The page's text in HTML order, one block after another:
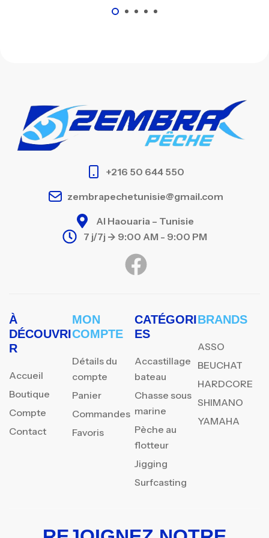
+216 50 644 550
zembrapechetunisie@gmail.com
Al Haouaria – Tunisie
7 j/7j -> 9:00 AM - 9:00 PM
À
DÉCOUVRI
R
Accueil
Boutique
Compte
Contact
MON
COMPTE
Détails du
compte
Panier
Commandes
Favoris
CATÉGORI
ES
Accastillage
bateau
Chasse sous
marine
Pèche au
flotteur
Jigging
Surfcasting
BRANDS
ASSO
BEUCHAT
HARDCORE
SHIMANO
YAMAHA